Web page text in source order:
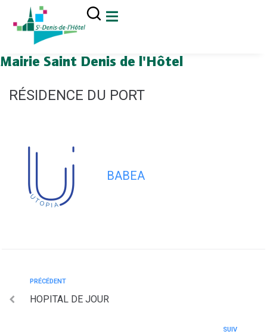
principal
Mairie Saint Denis de l'Hôtel
RÉSIDENCE DU PORT
BABEA
PRÉCÉDENT
HOPITAL DE JOUR
SUIV